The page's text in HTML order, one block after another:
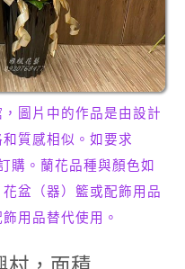
圖片中的作品是由設計
質感相似。如要求
購。蘭花品種與顏色如
盆（器）籃或配飾用品
用品替代使用。